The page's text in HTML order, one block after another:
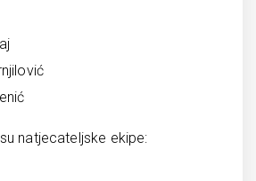
natjecateljske ekipe: